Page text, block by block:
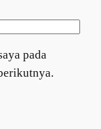
pada